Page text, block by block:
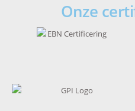
Onze